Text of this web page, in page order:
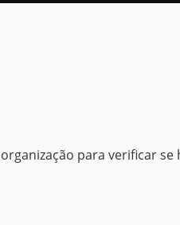
para verificar se